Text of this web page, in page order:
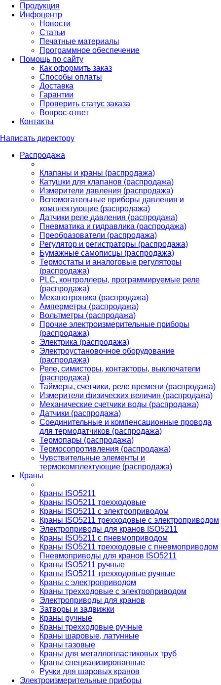
Продукция
Инфоцентр
Новости
Статьи
Печатные материалы
Программное обеспечение
Помощь по сайту
Как оформить заказ
Способы оплаты
Доставка
Гарантии
Проверить статус заказа
Вопрос-ответ
Контакты
Написать директору
Распродажа
Клапаны и краны (распродажа)
Катушки для клапанов (распродажа)
Измерители давления (распродажа)
Вспомогательные приборы давления и
комплектующие (распродажа)
Датчики реле давления (распродажа)
Пневматика и гидравлика (распродажа)
Преобразователи (распродажа)
Регулятор и регистраторы (распродажа)
Бумажные самописцы (распродажа)
Термостаты и аналоговые регуляторы
(распродажа)
PLС, контроллеры, программируемые реле
(распродажа)
Механотроника (распродажа)
Амперметры (распродажа)
Вольтметры (распродажа)
Прочие электроизмерительные приборы
(распродажа)
Электрика (распродажа)
Электроустановочное оборудование
(распродажа)
Реле, симисторы, контакторы, выключатели
(распродажа)
Таймеры, счетчики, реле времени (распродажа)
Измерители физических величин (распродажа)
Механические счетчики воды (распродажа)
Датчики (распродажа)
Соединительные и компенсационные провода
для термодатчиков (распродажа)
Термопары (распродажа)
Термосопротивления (распродажа)
Чувствительные элементы и
термокомплектующие (распродажа)
Краны
Краны ISO5211
Краны ISO5211 трехходовые
Краны ISO5211 с электроприводом
Краны ISO5211 трехходовые с электроприводом
Электроприводы для кранов ISO5211
Краны ISO5211 с пневмоприводом
Краны ISO5211 трехходовые с пневмоприводом
Пневмоприводы для кранов ISO5211
Краны ISO5211 ручные
Краны ISO5211 трехходовые ручные
Краны с электроприводом
Краны трехходовые с электроприводом
Электроприводы для кранов
Затворы и задвижки
Краны ручные
Краны трехходовые ручные
Краны шаровые, латунные
Краны газовые
Краны для металлопластиковых труб
Краны специализированные
Ручки для шаровых кранов
Электроизмерительные приборы